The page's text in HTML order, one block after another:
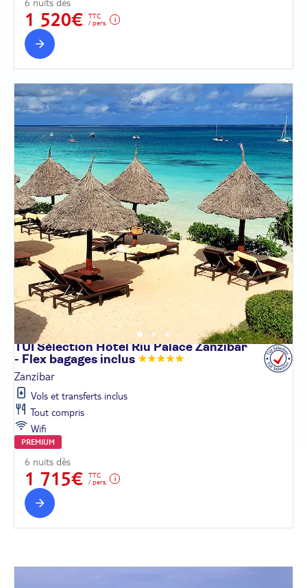
6 nuits dès
1 520€
TTC
/ pers.
TUI Sélection Hôtel Riu Palace Zanzibar
- Flex bagages inclus
Zanzibar
Vols et transferts inclus
Tout compris
Wifi
PREMIUM
6 nuits dès
1 715€
TTC
/ pers.